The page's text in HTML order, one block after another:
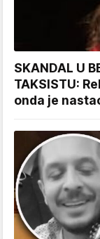
SKANDAL U
TAKSISTU:
onda je